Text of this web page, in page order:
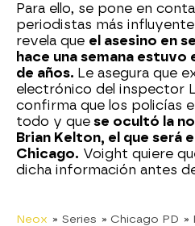
Para ello, se pone en
periodistas más
revela que el asesino en
hace una semana
de años. Le asegura que
electrónico del inspector
confirma que los policías
todo y que se ocultó la
Brian Kelton, el que será
Chicago. Voight quiere
dicha información antes
Neox » Series » Chicago PD »